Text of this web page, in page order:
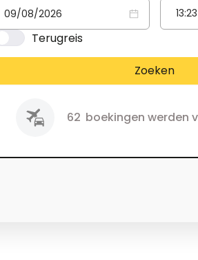
Terugreis
Zoeken
62 boekingen werden